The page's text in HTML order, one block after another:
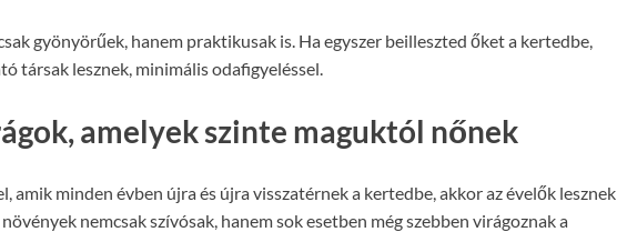
gyönyörűek, hanem praktikusak is. Ha egyszer beilleszted őket a kertedbe,
társak lesznek, minimális odafigyeléssel.
amelyek szinte maguktól nőnek
amik minden évben újra és újra visszatérnek a kertedbe, akkor az évelők lesznek
nemcsak szívósak, hanem sok esetben még szebben virágoznak a